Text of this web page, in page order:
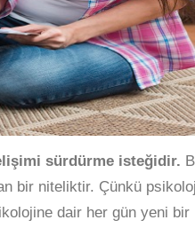
sürdürme isteğidir.
bir niteliktir. Çünkü
dair her gün yeni bir